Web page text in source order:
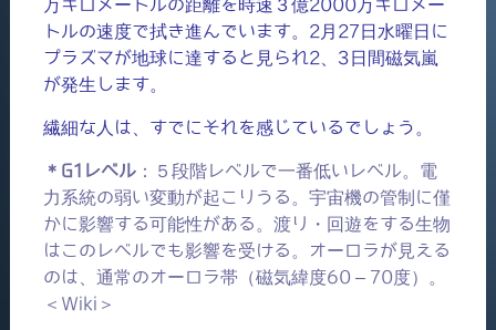
万キロメートルの距離を時速３億2000万キロメー
トルの速度で拭き進んでいます。2月27日水曜日に
プラズマが地球に達すると見られ2、3日間磁気嵐
が発生します。
繊細な人は、すでにそれを感じているでしょう。
＊G1レベル：５段階レベルで一番低いレベル。電
力系統の弱い変動が起こりうる。宇宙機の管制に僅
かに影響する可能性がある。渡り・回遊をする生物
はこのレベルでも影響を受ける。オーロラが見える
のは、通常のオーロラ帯（磁気緯度60 – 70度）。
＜Wiki＞